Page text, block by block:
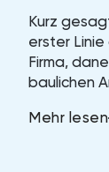
Kurz
erster
Firma,
baulichen
Mehr lesen